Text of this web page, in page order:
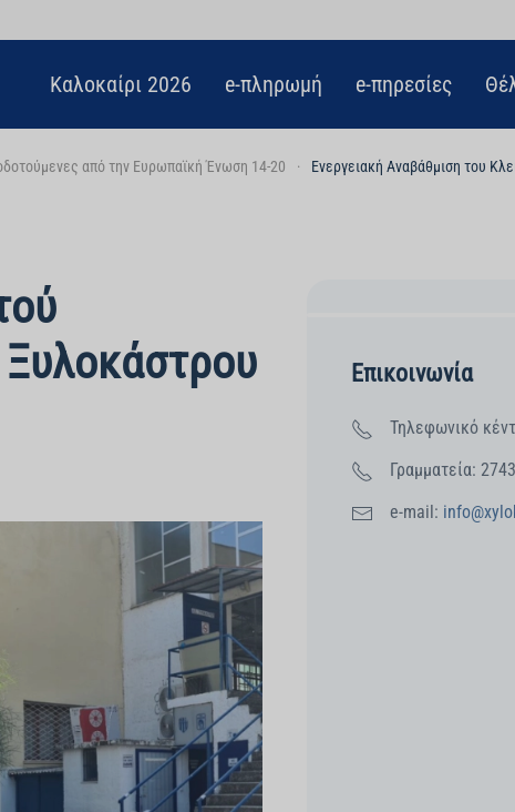
Καλοκαίρι 2026 e-πληρωμή e-πηρεσίες
από την Ευρωπαϊκή Ένωση 14-20
Ενεργειακή Αναβάθμιση του
Επικοινωνία
Τηλεφωνικό
Γραμματεία:
e-mail: